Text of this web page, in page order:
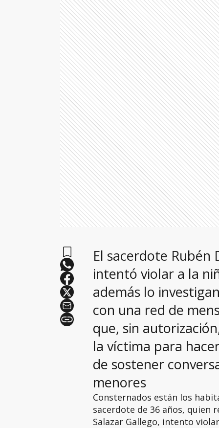
El sacerdote Rubén
intentó violar a la
además lo
con una red de
que, sin
la víctima para
de sostener
menores
Consternados están los
sacerdote de 36 años, quien
Salazar Gallego, intento